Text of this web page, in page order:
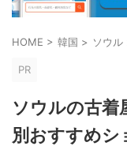
HOME > 韓国 > ソウル
PR
ソウルの古着
別おすすめシ